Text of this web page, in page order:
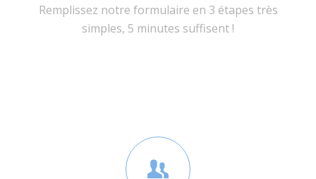
Remplissez notre formulaire en 3 étapes très
simples, 5 minutes suffisent !